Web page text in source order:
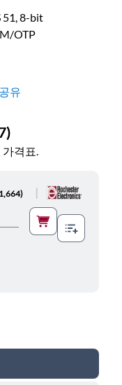
51, 8-bit
OTP
유
)
가격표.
)